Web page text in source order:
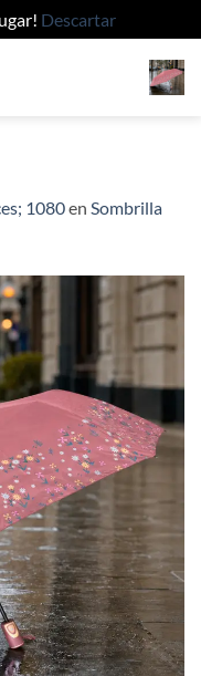
Descartar
1080en Sombrilla